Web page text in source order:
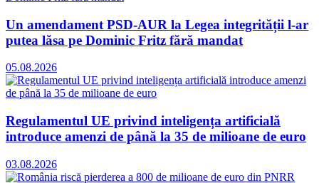
Un amendament PSD-AUR la Legea integrității l-ar
putea lăsa pe Dominic Fritz fără mandat
05.08.2026
Regulamentul UE privind inteligența artificială
introduce amenzi de până la 35 de milioane de euro
03.08.2026